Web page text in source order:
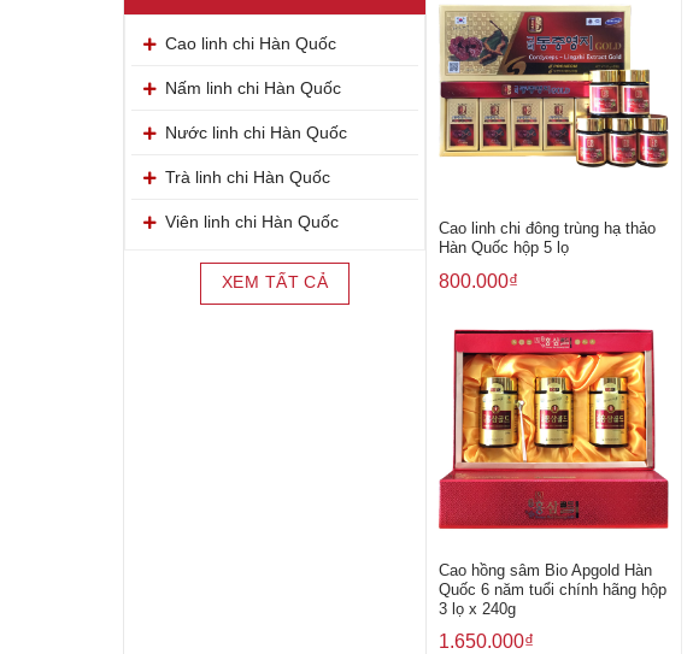
Cao linh chi Hàn Quốc
Nấm linh chi Hàn Quốc
Nước linh chi Hàn Quốc
Trà linh chi Hàn Quốc
Viên linh chi Hàn Quốc
XEM TẤT CẢ
Cao linh chi đông trùng hạ thảo
Hàn Quốc hộp 5 lọ
800.000₫
Cao hồng sâm Bio Apgold Hàn
Quốc 6 năm tuổi chính hãng hộp
3 lọ x 240g
1.650.000₫